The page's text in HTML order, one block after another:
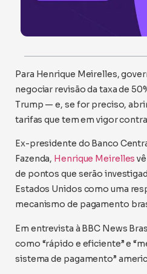
Para Henrique Meirelles,
negociar revisão da taxa de
Trump — e, se for preciso,
tarifas que tem em vigor contra
Ex-presidente do Banco
Fazenda, Henrique Meirelles
de pontos que serão
Estados Unidos como uma
mecanismo de pagamento
Em entrevista à BBC News
como “rápido e eficiente” e
sistema de pagamento”